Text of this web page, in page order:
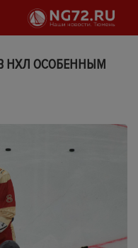
НХЛ ОСОБЕННЫМ